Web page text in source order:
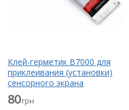
Клей-герметик B7000 для
приклеивания (установки)
сенсорного экрана
(тачскрина), дисплея
(модуля) прозрачный 15 мл
80грн